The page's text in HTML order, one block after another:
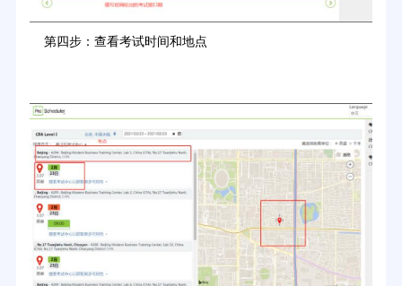
第四步：查看考试时间和地点